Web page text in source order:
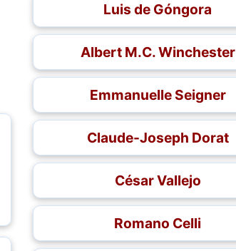
Luis de Góngora
Albert M.C. Winchester
Emmanuelle Seigner
Claude-Joseph Dorat
César Vallejo
Romano Celli